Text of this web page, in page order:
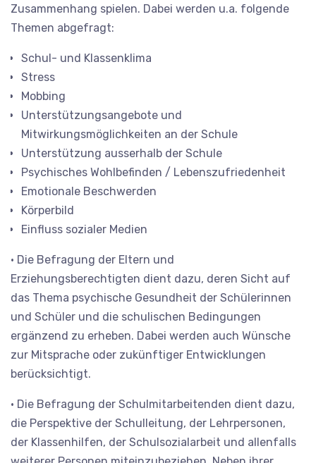
Zusammenhang spielen. Dabei werden u.a. folgende
Themen abgefragt:
Schul- und Klassenklima
Stress
Mobbing
Unterstützungsangebote und
Mitwirkungsmöglichkeiten an der Schule
Unterstützung ausserhalb der Schule
Psychisches Wohlbefinden / Lebenszufriedenheit
Emotionale Beschwerden
Körperbild
Einfluss sozialer Medien
• Die Befragung der Eltern und
Erziehungsberechtigten dient dazu, deren Sicht auf
das Thema psychische Gesundheit der Schülerinnen
und Schüler und die schulischen Bedingungen
ergänzend zu erheben. Dabei werden auch Wünsche
zur Mitsprache oder zukünftiger Entwicklungen
berücksichtigt.
• Die Befragung der Schulmitarbeitenden dient dazu,
die Perspektive der Schulleitung, der Lehrpersonen,
der Klassenhilfen, der Schulsozialarbeit und allenfalls